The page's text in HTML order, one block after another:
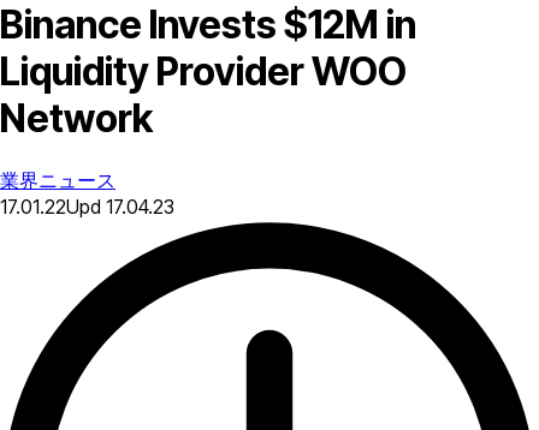
Binance Invests $12M in
Liquidity Provider WOO
Network
業界ニュース
17.01.22Upd 17.04.23